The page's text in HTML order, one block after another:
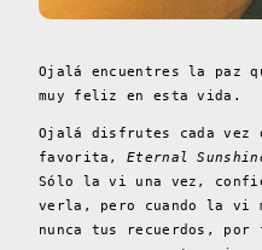
Ojalá encuentres la paz
muy feliz en esta vida.
Ojalá disfrutes cada vez
favorita, Eternal
Sólo la vi una vez,
verla, pero cuando la vi
nunca tus recuerdos,